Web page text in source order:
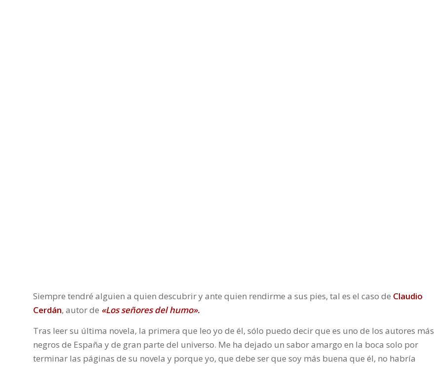
Siempre tendré alguien a quien descubrir y ante quien rendirme a sus pies, tal es el caso de Claudio
Cerdán, autor de «Los señores del humo».
Tras leer su última novela, la primera que leo yo de él, sólo puedo decir que es uno de los autores más
negros de España y de gran parte del universo. Me ha dejado un sabor amargo en la boca solo por
terminar las páginas de su novela y porque yo, que debe ser que soy más buena que él, no habría